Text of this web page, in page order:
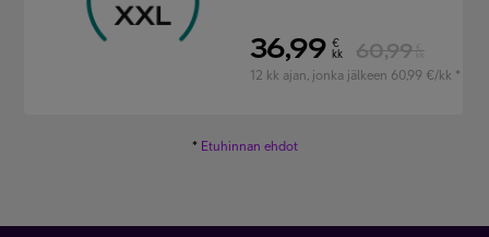
36,99 €
kk
60,99
12 kk ajan, jonka jälkeen 60,99 €/kk *
* Etuhinnan ehdot